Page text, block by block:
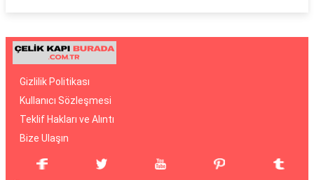
Gizlilik Politikası
Kullanıcı Sözleşmesi
Teklif Hakları ve Alıntı
Bize Ulaşın